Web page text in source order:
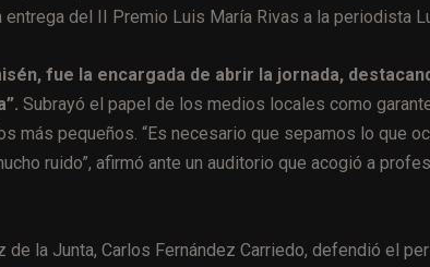
del II Premio Luis María Rivas a la periodista
fue la encargada de abrir la jornada,
Subrayó el papel de los medios locales como
más pequeños. “Es necesario que sepamos lo que
ruido”, afirmó ante un auditorio que acogió a
la Junta, Carlos Fernández Carriedo, defendió el